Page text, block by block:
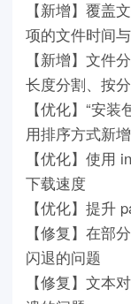
【新增】覆盖
项的文件时间
【新增】文件
长度分割、按
【优化】“安
用排序方式新
【优化】使用
下载速度
【优化】提升
【修复】在部
闪退的问题
【修复】文本